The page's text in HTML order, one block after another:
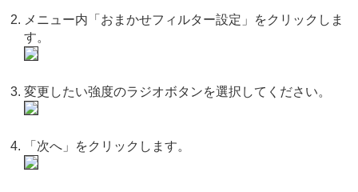
メニュー内「おまかせフィルター設定」をクリックしま
す。
変更したい強度のラジオボタンを選択してください。
「次へ」をクリックします。